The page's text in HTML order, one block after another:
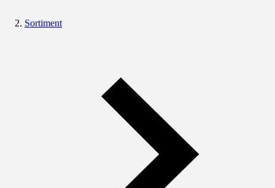
Sortiment